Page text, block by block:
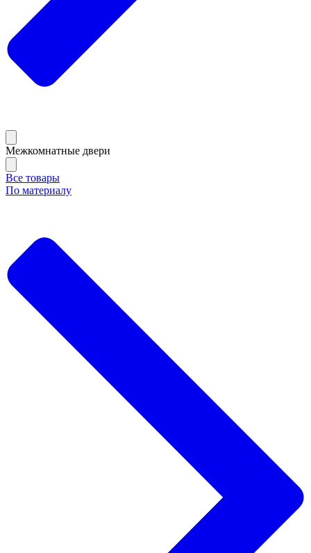
Межкомнатные двери
Все товары
По материалу